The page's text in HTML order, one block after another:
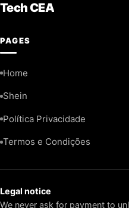
Tech CEA
PAGES
Home
Shein
Política Privacidade
Termos e Condições
Legal notice
We never ask for payment to